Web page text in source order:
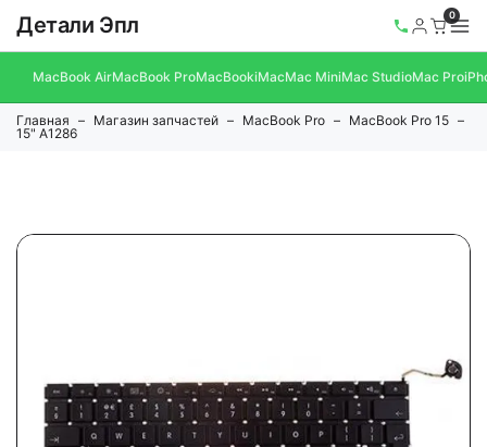
Детали Эпл 0
MacBook AirMacBook ProMacBookiMacMac MiniMac StudioMac Pro
Главная Магазин запчастей MacBook Pro
MacBook Pro 15
15" A1286